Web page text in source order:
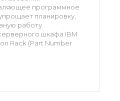
программное
планировку,
работу
шкафа IBM
Rack (Part Number